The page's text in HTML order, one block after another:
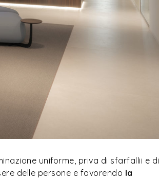
uniforme, priva di sfarfallii e di
delle persone e favorendo la